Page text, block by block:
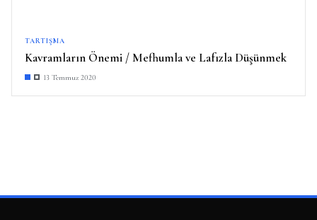
TARTIŞMA
Kavramların Önemi / Mefhumla ve Lafızla Düşünmek
13 Temmuz 2020